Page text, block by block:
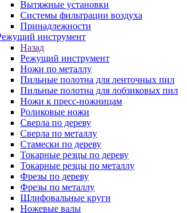
Вытяжные установки
Системы фильтрации воздуха
Принадлежности
инструмент
Назад
Режущий инструмент
Ножи по металлу
Пильные полотна для ленточных пил
Пильные полотна для лобзиковых пил
Ножи к пресс-ножницам
Роликовые ножи
Сверла по дереву
Сверла по металлу
Стамески по дереву
Токарные резцы по дереву
Токарные резцы по металлу
Фрезы по дереву
Фрезы по металлу
Шлифовальные круги
Ножевые валы